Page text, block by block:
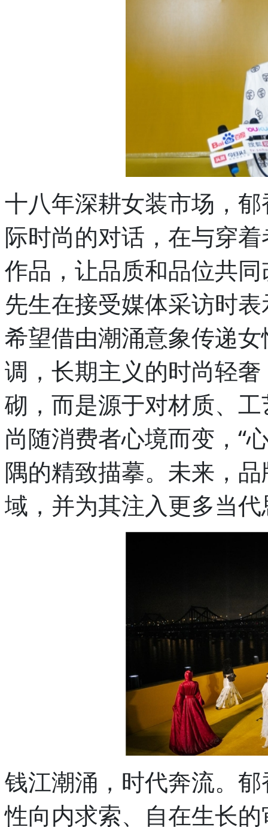
十八年深耕女装市场，
际时尚的对话，在与穿
作品，让品质和品位共
先生在接受媒体采访时
希望借由潮涌意象传递
调，长期主义的时尚轻
砌，而是源于对材质、
尚随消费者心境而变，“
隅的精致描摹。未来，
域，并为其注入更多当
钱江潮涌，时代奔流。
性向内求索、自在生长